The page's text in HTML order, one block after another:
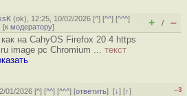
(ok), 12:25, 10/02/2026 [^] [^^] [^^^]
к модератору] + / –
как на CahyOS Firefox 20 4 https
image pc Chromium ... текст
01/2026 [^] [^^] [^^^] [ответить][↓] [↑]
–3